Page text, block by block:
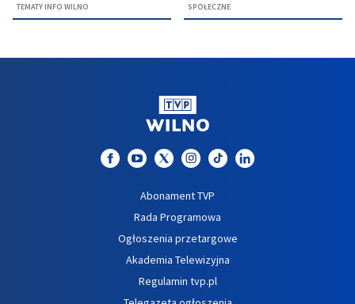
TEMATY INFO WILNO SPOŁECZNE
Abonament TVP
Rada Programowa
Ogłoszenia przetargowe
Akademia Telewizyjna
Regulamin tvp.pl